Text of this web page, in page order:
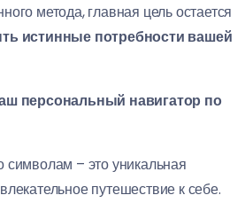
метода, главная цель остается
истинные потребности вашей
персональный навигатор по
– это уникальная
путешествие к себе.